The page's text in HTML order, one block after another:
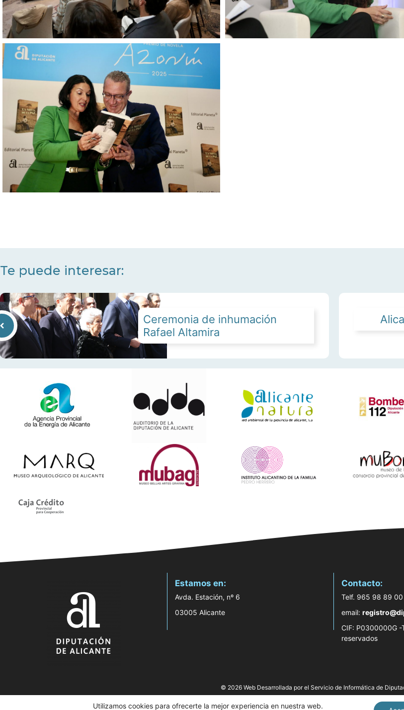
Te puede interesar:
Ceremonia de inhumación
Rafael Altamira
Estamos en:
Avda. Estación, nº 6
03005 Alicante
Contacto:
Telf. 965 98 89 00
email:
CIF: P0300000G -
reservados
© 2026 Web Desarrollada por el Servicio de Informática de
Utilizamos cookies para ofrecerte la mejor experiencia en nuestra web.